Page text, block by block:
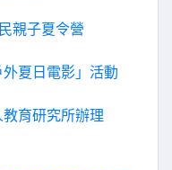
親子夏令營
夏日電影」活動
育研究所辦理